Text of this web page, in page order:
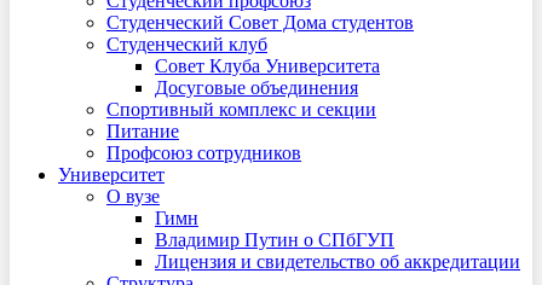
Студенческий Совет Дома студентов
Студенческий клуб
Совет Клуба Университета
Досуговые объединения
Спортивный комплекс и секции
Питание
Профсоюз сотрудников
Университет
О вузе
Гимн
Владимир Путин о СПбГУП
Лицензия и свидетельство об аккредитации